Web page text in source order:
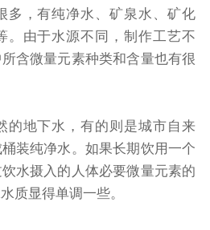
多，有纯净水、矿泉水、矿化
。由于水源不同，制作工艺不
含微量元素种类和含量也有很
的地下水，有的则是城市自来
装纯净水。如果长期饮用一个
水摄入的人体必要微量元素的
质显得单调一些。